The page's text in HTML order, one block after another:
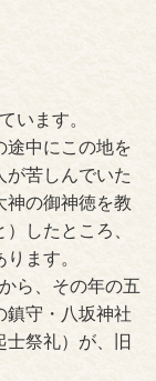
います。
途中にこの地を
が苦しんでいた
神の御神徳を教
したところ、
ます。
ら、その年の五
鎮守・八坂神社
祭礼）が、旧